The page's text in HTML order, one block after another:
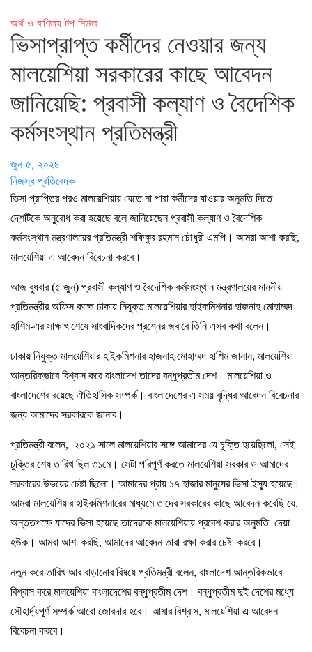
অর্থ ও বাণিজ্য টপ নিউজ
ভিসাপ্রাপ্ত কর্মীদের নেওয়ার জন্য
মালয়েশিয়া সরকারের কাছে আবেদন
জানিয়েছি: প্রবাসী কল্যাণ ও বৈদেশিক
কর্মসংস্থান প্রতিমন্ত্রী
জুন ৫, ২০২৪
নিজস্ব প্রতিবেদক
ভিসা প্রাপ্তির পরও মালয়েশিয়ায় যেতে না পারা কর্মীদের যাওয়ার অনুমতি দিতে
দেশটিকে অনুরোধ করা হয়েছে বলে জানিয়েছেন প্রবাসী কল্যাণ ও বৈদেশিক
কর্মসংস্থান মন্ত্রণালয়ের প্রতিমন্ত্রী শফিকুর রহমান চৌধুরী এমপি। আমরা আশা করছি,
মালয়েশিয়া এ আবেদন বিবেচনা করবে।
আজ বুধবার (৫ জুন) প্রবাসী কল্যাণ ও বৈদেশিক কর্মসংস্থান মন্ত্রণালয়ের মাননীয়
প্রতিমন্ত্রীর অফিস কক্ষে ঢাকায় নিযুক্ত মালয়েশিয়ার হাইকমিশনার হাজনাহ মোহাম্মদ
হাশিম-এর সাক্ষাৎ শেষে সাংবাদিকদের প্রশ্নের জবাবে তিনি এসব কথা বলেন।
ঢাকায় নিযুক্ত মালয়েশিয়ার হাইকমিশনার হাজনাহ মোহাম্মদ হাশিম জানান, মালয়েশিয়া
আন্তরিকভাবে বিশ্বাস করে বাংলাদেশ তাদের বন্ধুপ্রতীম দেশ। মালয়েশিয়া ও
বাংলাদেশের রয়েছে ঐতিহাসিক সম্পর্ক। বাংলাদেশের এ সময় বৃদ্ধির আবেদন বিবেচনার
জন্য আমাদের সরকারকে জানাব।
প্রতিমন্ত্রী বলেন, ২০২১ সালে মালয়েশিয়ার সঙ্গে আমাদের যে চুক্তি হয়েছিলো, সেই
চুক্তির শেষ তারিখ ছিল ৩১মে। সেটা পরিপূর্ণ করতে মালয়েশিয়া সরকার ও আমাদের
সরকারের উভয়ের চেষ্টা ছিলো। আমাদের প্রায় ১৭ হাজার মানুষের ভিসা ইস্যু হয়েছে।
আমরা মালয়েশিয়ার হাইকমিশনারের মাধ্যমে তাদের সরকারের কাছে আবেদন করেছি যে,
অন্ততপক্ষে যাদের ভিসা হয়েছে তাদেরকে মালয়েশিয়ায় প্রবেশ করার অনুমতি দেয়া
হউক। আমরা আশা করছি, আমাদের আবেদন তারা রক্ষা করার চেষ্টা করবে।
নতুন করে তারিখ আর বাড়ানোর বিষয়ে প্রতিমন্ত্রী বলেন, বাংলাদেশ আন্তরিকভাবে
বিশ্বাস করে মালয়েশিয়া বাংলাদেশের বন্ধুপ্রতীম দেশ। বন্ধুপ্রতীম দুই দেশের মধ্যে
সৌহার্দ্যপূর্ণ সম্পর্ক আরো জোরদার হবে। আমার বিশ্বাস, মালয়েশিয়া এ আবেদন
বিবেচনা করবে।